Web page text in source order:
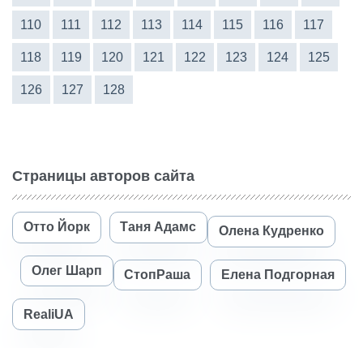
110 111 112 113 114 115 116 117
118 119 120 121 122 123 124 125
126 127 128
Страницы авторов сайта
Отто Йорк Таня Адамс Олена Кудренко
Олег Шарп СтопРаша Елена Подгорная
RealiUA